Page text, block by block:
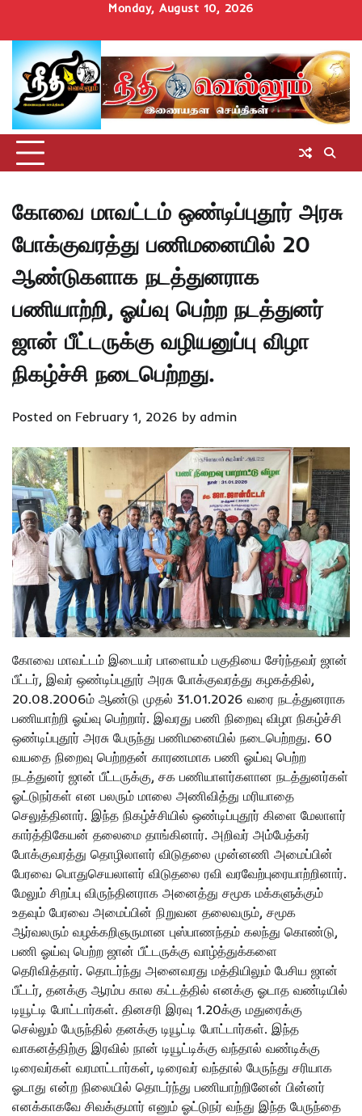
content
Monday, August 10, 2026
Homeசெய்திகள்
தமிழ்நாடுமாவட்டச்செய்திகள்
அரசியல்ஆன்மிகம்
சட்டம்
அறிவோம்
சினிமாUncategorized
கோவை மாவட்டம் ஒண்டிப்புதூர் அரசு
போக்குவரத்து பணிமனையில் 20
ஆண்டுகளாக நடத்துனராக
பணியாற்றி, ஓய்வு பெற்ற நடத்துனர்
ஜான் பீட்டருக்கு வழியனுப்பு விழா
நிகழ்ச்சி நடைபெற்றது.
Posted on February 1, 2026 by admin
கோவை மாவட்டம் இடையர் பாளையம் பகுதியை சேர்ந்தவர் ஜான்
பீட்டர், இவர் ஒண்டிப்புதூர் அரசு போக்குவரத்து கழகத்தில்,
20.08.2006ம் ஆண்டு முதல் 31.01.2026 வரை நடத்துனராக
பணியாற்றி ஓய்வு பெற்றார். இவரது பணி நிறைவு விழா நிகழ்ச்சி
ஒண்டிப்புதூர் அரசு பேருந்து பணிமனையில் நடைபெற்றது. 60
வயதை நிறைவு பெற்றதன் காரணமாக பணி ஓய்வு பெற்ற
நடத்துனர் ஜான் பீட்டருக்கு, சக பணியாளர்களான நடத்துனர்கள்
ஓட்டுநர்கள் என பலரும் மாலை அணிவித்து மரியாதை
செலுத்தினார். இந்த நிகழ்ச்சியில் ஒண்டிப்புதூர் கிளை மேலாளர்
கார்த்திகேயன் தலைமை தாங்கினார். அறிவர் அம்பேத்கர்
போக்குவரத்து தொழிலாளர் விடுதலை முன்னணி அமைப்பின்
பேரவை பொதுசெயலாளர் விடுதலை ரவி வரவேற்புரையாற்றினார்.
மேலும் சிறப்பு விருந்தினராக அனைத்து சமூக மக்களுக்கும்
உதவும் பேரவை அமைப்பின் நிறுவன தலைவரும், சமூக
ஆர்வலரும் வழக்கறிஞருமான புஸ்பாணந்தம் கலந்து கொண்டு,
பணி ஓய்வு பெற்ற ஜான் பீட்டருக்கு வாழ்த்துக்களை
தெரிவித்தார். தொடர்ந்து அனைவரது மத்தியிலும் பேசிய ஜான்
பீட்டர், தனக்கு ஆரம்ப கால கட்டத்தில் எனக்கு ஓடாத வண்டியில்
டியூட்டி போட்டார்கள். தினசரி இரவு 1.20க்கு மதுரைக்கு
செல்லும் பேருந்தில் தனக்கு டியூட்டி போட்டார்கள். இந்த
வாகனத்திற்கு இரவில் நான் டியூட்டிக்கு வந்தால் வண்டிக்கு
டிரைவர்கள் வரமாட்டார்கள், டிரைவர் வந்தால் பேருந்து சரியாக
ஓடாது என்ற நிலையில் தொடர்ந்து பணியாற்றினேன் பின்னர்
எனக்காகவே சிவக்குமார் எனும் ஓட்டுநர் வந்து இந்த பேருந்தை